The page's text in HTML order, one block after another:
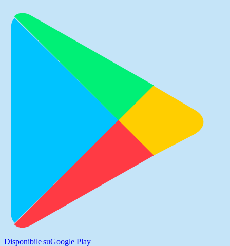
Disponibile suGoogle Play